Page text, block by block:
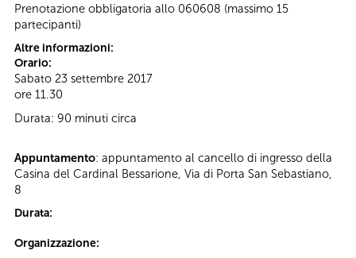
Prenotazione obbligatoria allo 060608 (massimo 15
partecipanti)
Altre informazioni:
Orario:
Sabato 23 settembre 2017
ore 11.30
Durata: 90 minuti circa
Appuntamento: appuntamento al cancello di ingresso della
Casina del Cardinal Bessarione, Via di Porta San Sebastiano,
8
Durata:
Organizzazione: